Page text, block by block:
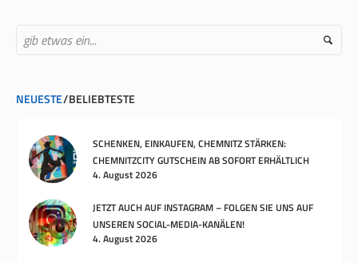
NEUESTE BELIEBTESTE
SCHENKEN, EINKAUFEN, CHEMNITZ STÄRKEN:
CHEMNITZCITY GUTSCHEIN AB SOFORT ERHÄLTLICH
4. August 2026
JETZT AUCH AUF INSTAGRAM – FOLGEN SIE UNS AUF
UNSEREN SOCIAL-MEDIA-KANÄLEN!
4. August 2026